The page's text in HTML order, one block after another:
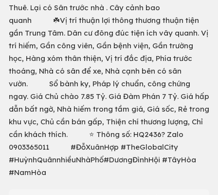
Thuê. Lại có Sân trước nhà . Cây cảnh bao
quanh ☘️Vị trí thuận lợi thông thương thuận tiện
gần Trung Tâm. Dân cư đông đúc tiện ích vây quanh. Vị
trí hiếm, Gần công viên, Gần bệnh viện, Gần trường
học, Hàng xóm thân thiện, Vị trí đắc địa, Phía trước
thoáng, Nhà có sân để xe, Nhà cạnh bên có sân
vườn. Sổ bành ky, Pháp lý chuẩn, công chứng
ngay. Giá Chủ chào 7.85 Tỷ. Giá Đàm Phán 7 Tỷ. Giá hấp
dẫn bất ngờ, Nhà hiếm trong tầm giá, Giá sốc, Rẻ trong
khu vực, Chủ cần bán gấp, Thiện chí thương lượng, Chỉ
cần khách thích. ⭐ Thông số: HQ2436? Zalo
0903365011 #ĐỗXuânHợp #TheGlobalCity
#HuỳnhQuânnhiềuNhàPhố#DươngĐìnhHội #TâyHòa
#NamHòa